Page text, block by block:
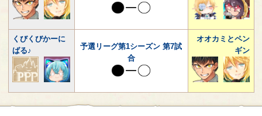
くびくびかーに
ばる♪
予選リーグ第1シーズン 第7試
合
オオカミとペン
ギン